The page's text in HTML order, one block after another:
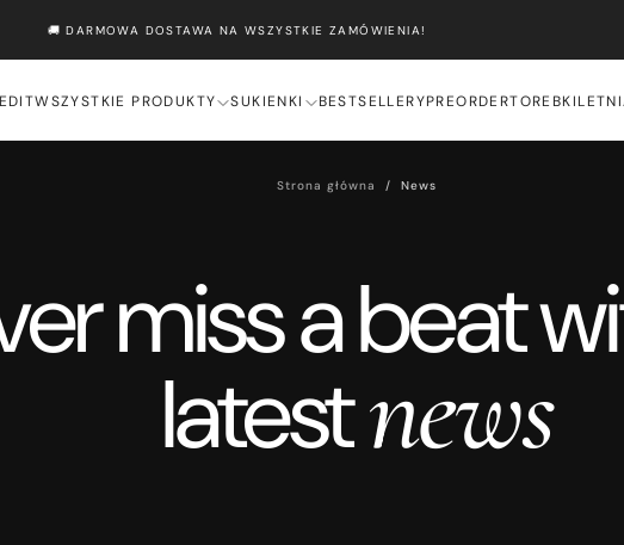
🚚 DARMOWA DOSTAWA NA WSZYSTKIE ZAMÓWIENIA!
WSZYSTKIE PRODUKTY SUKIENKI BESTSELLERYPREORDERTOREBKI
miss a beat
latestnews
Strona główna / News